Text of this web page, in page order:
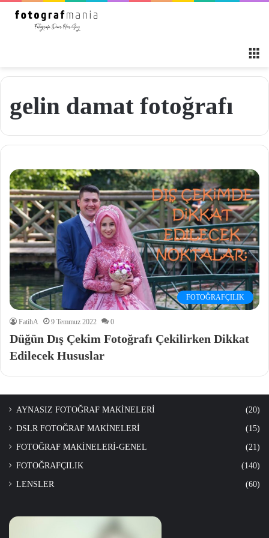
gelin damat fotoğrafı
FOTOĞRAFÇILIK
FatihA 9 Temmuz 2022 0
Düğün Dış Çekim Fotoğrafı Çekilirken Dikkat
Edilecek Hususlar
AYNASIZ FOTOĞRAF MAKİNELERİ (20)
DSLR FOTOĞRAF MAKİNELERİ (15)
FOTOĞRAF MAKİNELERİ-GENEL (21)
FOTOĞRAFÇILIK (140)
LENSLER (60)